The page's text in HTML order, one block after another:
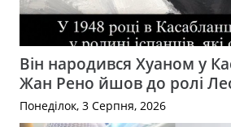
Він народився Хуаном у
Жан Рено йшов до ролі
Понеділок, 3 Серпня, 2026